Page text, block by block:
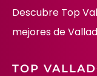
Descubre Top
mejores de
TOP